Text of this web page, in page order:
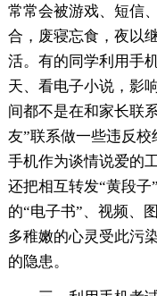
常常会被游戏、短信
合，废寝忘食，夜以
活。有的同学利用手
天、看电子小说，影
间都不是在和家长联
友”联系做一些违反
手机作为谈情说爱的
还把相互转发“黄段
的“电子书”、视频、
多稚嫩的心灵受此污
的隐患。